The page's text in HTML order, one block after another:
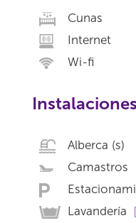
Cunas
Internet
Wi-fi
Instalaciones
Alberca (s)
Camastros
Lavandería